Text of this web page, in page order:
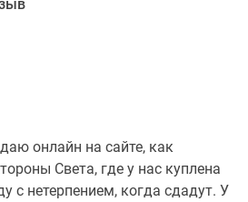
онлайн на сайте, как
Света, где у нас куплена
с нетерпением, когда сдадут. У